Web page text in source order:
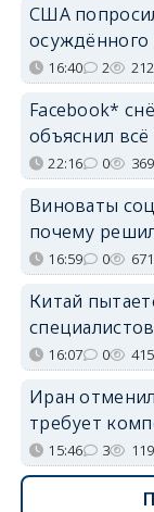
США
осуждённого
16:40 2 212
Facebook*
объяснил
22:16 0 369
Виноваты
почему
16:59 0 671
Китай
16:07 0 415
Иран
требует
15:46 3